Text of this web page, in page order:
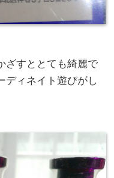
ざすととても綺麗で
ディネイト遊びがし